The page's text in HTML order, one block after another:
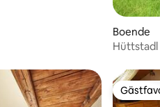
Boende
Hüttstadl